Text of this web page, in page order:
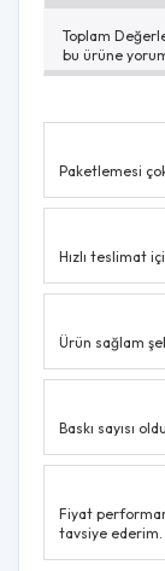
Toplam
bu ürüne
Paketlemesi
Hızlı teslimat
Ürün sağlam
Baskı sayısı
Fiyat
tavsiye ederim.